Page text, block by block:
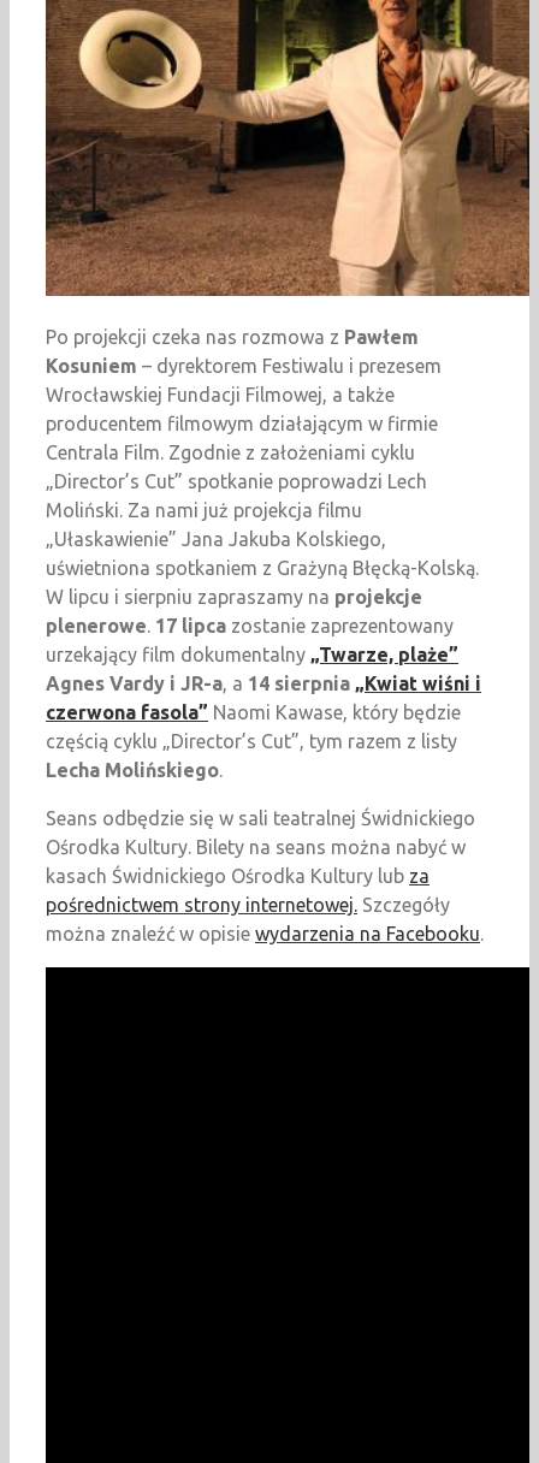
Po projekcji czeka nas rozmowa z Pawłem
Kosuniem – dyrektorem Festiwalu i prezesem
Wrocławskiej Fundacji Filmowej, a także
producentem filmowym działającym w firmie
Centrala Film. Zgodnie z założeniami cyklu
„Director’s Cut” spotkanie poprowadzi Lech
Moliński. Za nami już projekcja filmu
„Ułaskawienie” Jana Jakuba Kolskiego,
uświetniona spotkaniem z Grażyną Błęcką-Kolską.
W lipcu i sierpniu zapraszamy na projekcje
plenerowe. 17 lipca zostanie zaprezentowany
urzekający film dokumentalny „Twarze, plaże”
Agnes Vardy i JR-a, a 14 sierpnia „Kwiat wiśni i
czerwona fasola” Naomi Kawase, który będzie
częścią cyklu „Director’s Cut”, tym razem z listy
Lecha Molińskiego.
Seans odbędzie się w sali teatralnej Świdnickiego
Ośrodka Kultury. Bilety na seans można nabyć w
kasach Świdnickiego Ośrodka Kultury lub za
pośrednictwem strony internetowej. Szczegóły
można znaleźć w opisie wydarzenia na Facebooku.